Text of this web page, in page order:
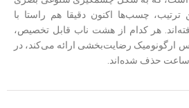
چسب‌ها اکنون دقیقا هم راستا با
هر کدام از هشت ناب قابل تخصیص،
و حس ارگونومیک رضایت‌بخشی ارائه می‌کند، در
ساعت حذف شده‌اند.